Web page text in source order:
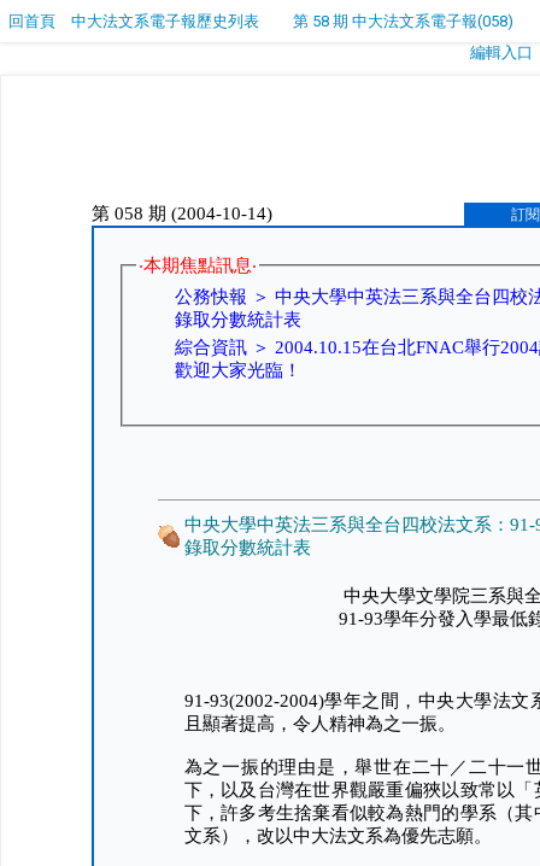
回首頁 中大法文系電子報歷史列表
第 58 期 中大法文系電子報(058)
編輯入口